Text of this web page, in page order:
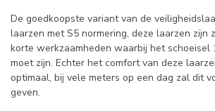
De goedkoopste variant van de
laarzen met S5 normering, deze laarzen zijn
korte werkzaamheden waarbij het
moet zijn. Echter het comfort van deze
optimaal, bij vele meters op een dag zal dit
geven.